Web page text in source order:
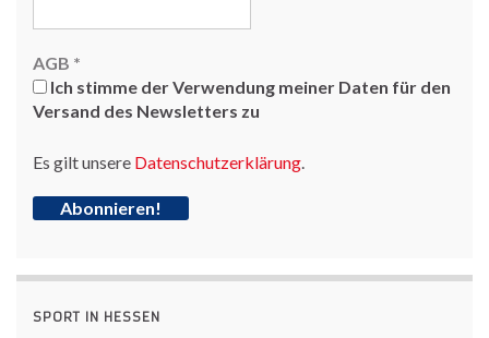
AGB *
Ich stimme der Verwendung meiner Daten für den
Versand des Newsletters zu
Es gilt unsere Datenschutzerklärung.
SPORT IN HESSEN